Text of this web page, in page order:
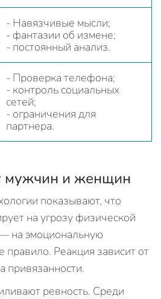
- Навязчивые мысли;
- фантазии об измене;
- постоянный анализ.
- Проверка телефона;
- контроль социальных
сетей;
- ограничения для
партнера.
мужчин и женщин
показывают, что
на угрозу физической
на эмоциональную
правило. Реакция зависит от
привязанности.
ревность. Среди